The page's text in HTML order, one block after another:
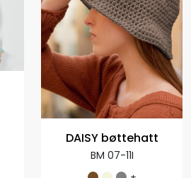
DAISY bøttehatt
BM 07-11I